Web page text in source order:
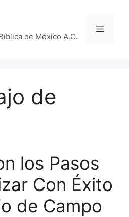
de México A.C.
Menu
de
los Pasos
Con Éxito
de Campo